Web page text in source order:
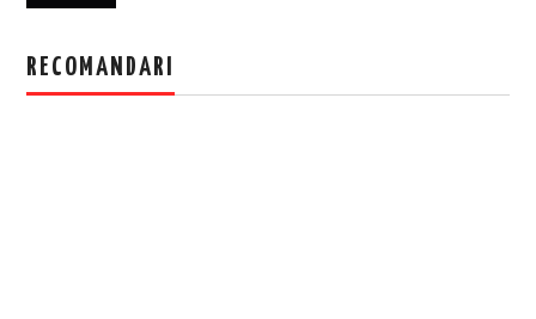
RECOMANDARI